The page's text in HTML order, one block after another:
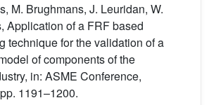
M. Brughmans, J. Leuridan, W.
Application of a FRF based
technique for the validation of a
of components of the
in: ASME Conference,
1191–1200.